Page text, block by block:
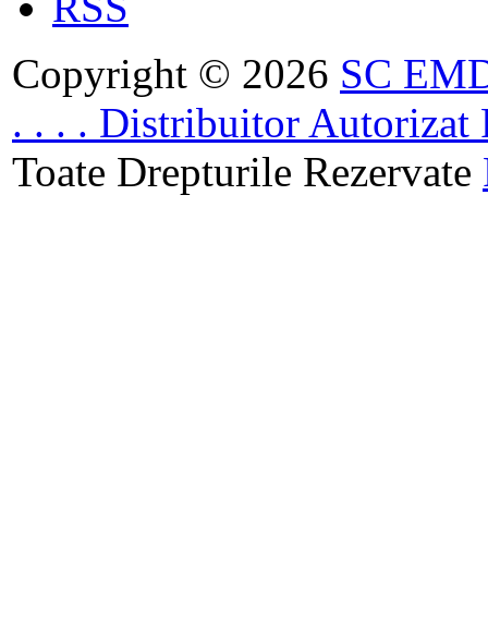
Copyright © 2026 SC
. . . . Distribuitor Autorizat
Toate Drepturile Rezervate